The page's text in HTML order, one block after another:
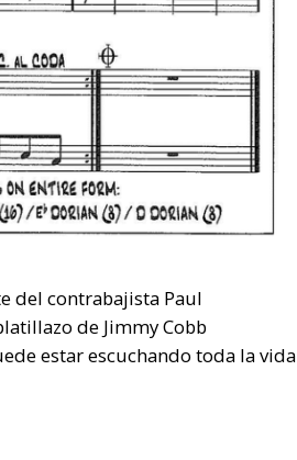
del contrabajista Paul
de Jimmy Cobb
estar escuchando toda la vida